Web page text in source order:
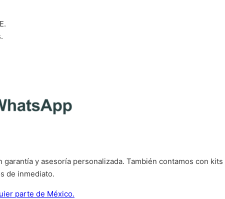
y asesoría personalizada. También contamos con
de inmediato.
parte de México.